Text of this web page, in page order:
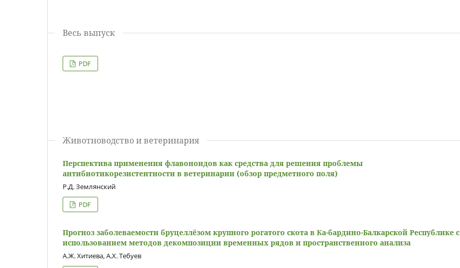
Весь выпуск
PDF
Животноводство и ветеринария
Перспектива применения флавоноидов как средства для решения проблемы
антибиотикорезистентности в ветеринарии (обзор предметного поля)
Р.Д. Землянский
PDF
Прогноз заболеваемости бруцеллёзом крупного рогатого скота в Ка-бардино-Балкарской Республике с
использованием методов декомпозиции временных рядов и пространственного анализа
А.Ж. Хитиева, А.Х. Тебуев